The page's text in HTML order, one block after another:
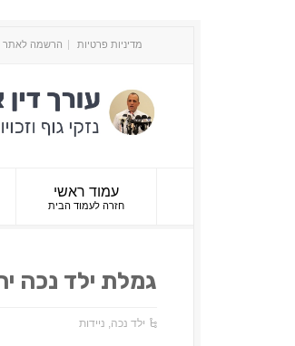
מדיניות פרטיות הרשמה לאתר
עמוד ראשי
חזרה לעמוד הבית
גמלת ילד נכה
ילד נכה, ניידות